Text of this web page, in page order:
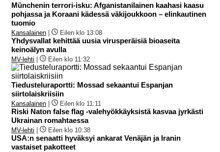
Münchenin terrori-isku: Afganistanilainen kaahasi kaasu
pohjassa ja Koraani kädessä väkijoukkoon – elinkautinen
tuomio
Kansalainen | Eilen klo 13:08
Yhdysvallat kehittää uusia virusperäisiä bioaseita
keinoälyn avulla
MV-lehti | Eilen klo 11:32
Tiedusteluraportti: Mossad sekaantui Espanjan
siirtolaiskriisiin
Kansalainen | Eilen klo 11:11
Riski Naton false flag -valehyökkäyksistä kasvaa jyrkästi
Ukrainan romahtaessa
MV-lehti | Eilen klo 10:38
USA:n senaatti hyväksyi ankarat Venäjän ja Iranin
vastaiset pakotteet